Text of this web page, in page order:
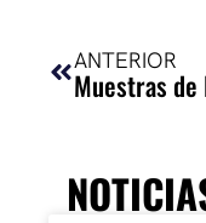
ANTERIOR